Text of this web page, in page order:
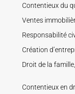
Contentieux du
Ventes
Responsabilité
Création
Droit de la
Contentieux en